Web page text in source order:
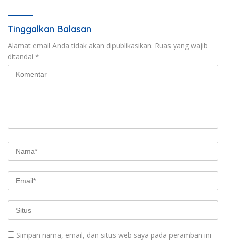
Tinggalkan Balasan
Alamat email Anda tidak akan dipublikasikan. Ruas yang wajib
ditandai *
Simpan nama, email, dan situs web saya pada peramban ini